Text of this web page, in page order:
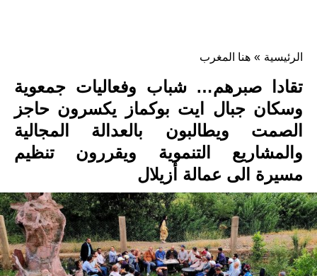
الرئيسية » هنا المغرب
تقادا صبرهم… شباب وفعاليات جمعوية
وسكان جبال ايت بوكماز يكسرون حاجز
الصمت ويطالبون بالعدالة المجالية
والمشاريع التنموية ويقررون تنظيم
مسيرة الى عمالة أزيلال